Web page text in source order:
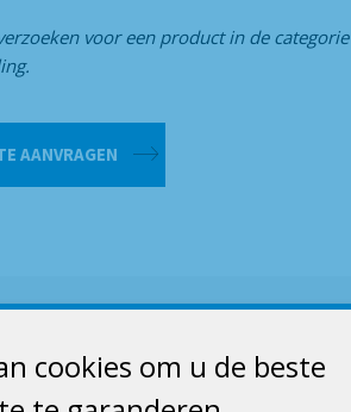
cookies om u de beste
voor een product in de categorie
AANVRAGEN
Afmetingen
Ext.:
Breedte : 1198 mm